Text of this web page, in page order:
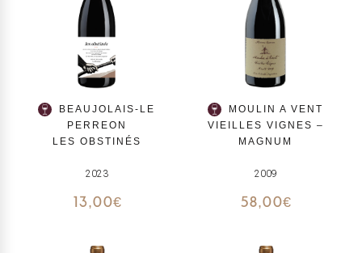
BEAUJOLAIS-LE
PERREON
LES OBSTINÉS
2023
13,00€
MOULIN A VENT
VIEILLES VIGNES –
MAGNUM
2009
58,00€